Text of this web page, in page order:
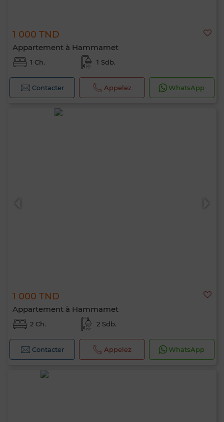
1 000 TND
Appartement à Hammamet
1 Ch. 1 Sdb.
Contacter Appelez WhatsApp
1 000 TND
Appartement à Hammamet
2 Ch. 2 Sdb.
Contacter Appelez WhatsApp